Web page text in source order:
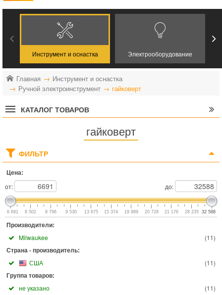
Инструмент и оснастка Электрооборудование
Главная
Инструмент и оснастка
Ручной электроинструмент
гайковерт
КАТАЛОГ ТОВАРОВ
гайковерт
ФИЛЬТР
Цена:
от: до:
6 691 8 502 8 796 9 530 13 675 15 374 19 989 20 728 21 176 28 235 32 588
Производители:
(11)
Milwaukee
Страна - производитель:
(11)
США
Группа товаров:
(11)
не указано